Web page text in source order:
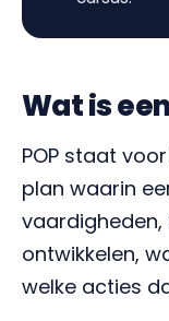
Wat is een
POP staat
plan waarin
vaardigheden,
ontwikkelen,
welke acties